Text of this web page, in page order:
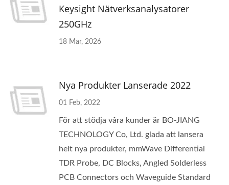
Keysight Nätverksanalysatorer
250GHz
18 Mar, 2026
Nya Produkter Lanserade 2022
01 Feb, 2022
För att stödja våra kunder är BO-JIANG
TECHNOLOGY Co, Ltd. glada att lansera
helt nya produkter, mmWave Differential
TDR Probe, DC Blocks, Angled Solderless
PCB Connectors och Waveguide Standard